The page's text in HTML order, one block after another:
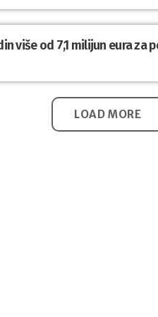
više od 7,1 milijun eura
LOAD MORE